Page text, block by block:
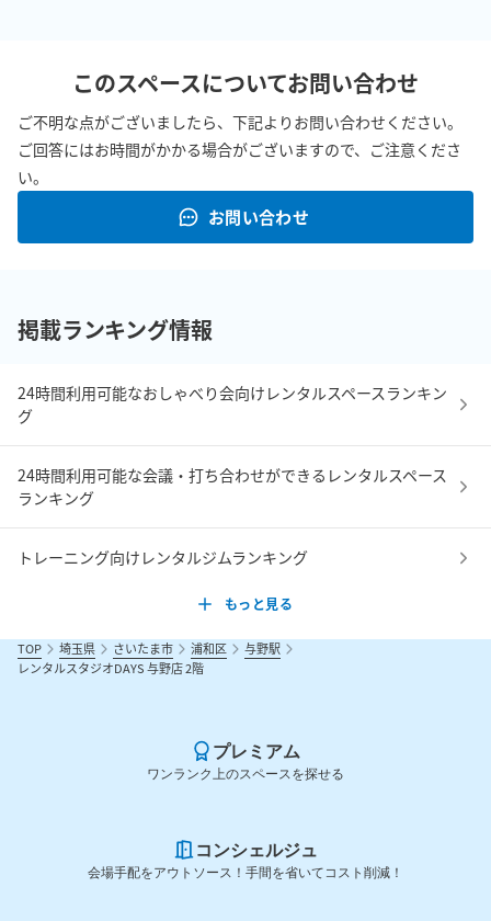
このスペースについてお問い合わせ
ご不明な点がございましたら、下記よりお問い合わせください。
ご回答にはお時間がかかる場合がございますので、ご注意くださ
い。
お問い合わせ
掲載ランキング情報
24時間利用可能なおしゃべり会向けレンタルスペースランキン
グ
24時間利用可能な会議・打ち合わせができるレンタルスペース
ランキング
トレーニング向けレンタルジムランキング
もっと見る
TOP 埼玉県 さいたま市 浦和区
与野駅
レンタルスタジオDAYS 与野店 2階
プレミアム
ワンランク上のスペースを探せる
コンシェルジュ
会場手配をアウトソース！手間を省いてコスト削減！